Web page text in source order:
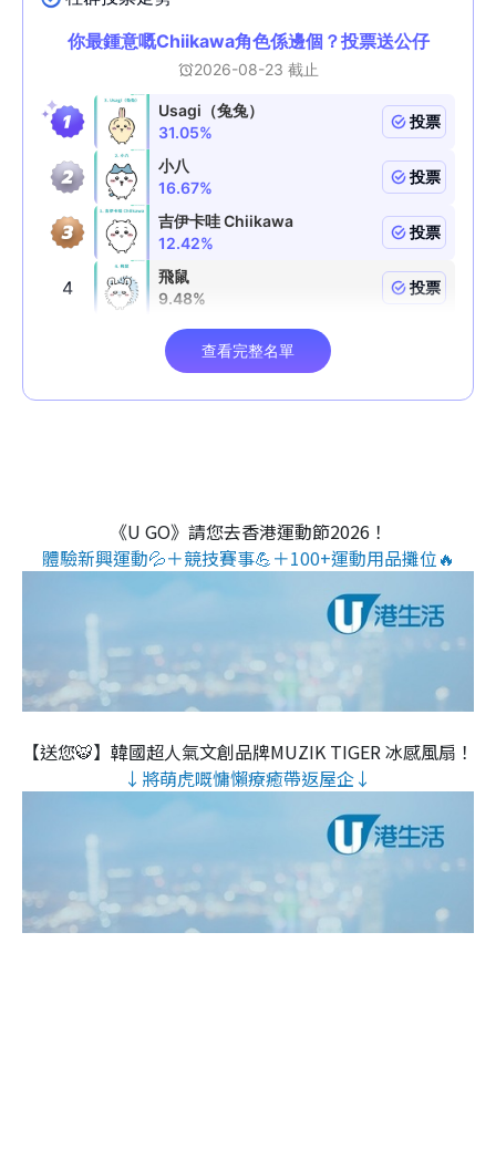
《U GO》請您去香港運動節2026！
體驗新興運動💦＋競技賽事💪＋100+運動用品攤位🔥
【送您🐯】韓國超人氣文創品牌MUZIK TIGER 冰感風扇！
↓將萌虎嘅慵懶療癒帶返屋企↓